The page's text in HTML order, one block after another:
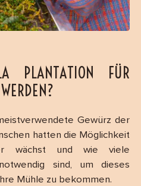
PLANTATION FÜR
Gewürz der
hatten die Möglichkeit
wächst und wie viele
sind, um dieses
Mühle zu bekommen.